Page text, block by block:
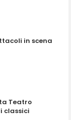
in scena
Teatro
classici